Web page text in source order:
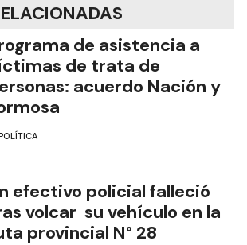
de asistencia a
de trata de
acuerdo Nación y
efectivo policial falleció
volcar su vehículo en la
provincial N° 28